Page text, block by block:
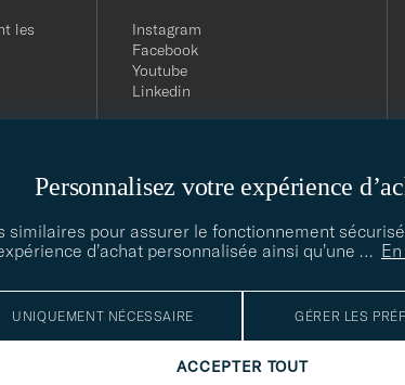
Personnalisez votre expérience
pour assurer le fonctionnement
d’achat personnalisée ainsi qu’une …
UNIQUEMENT NÉCESSAIRE GÉRER LES
ACCEPTER TOUT
les
Instagram
Facebook
Youtube
Linkedin